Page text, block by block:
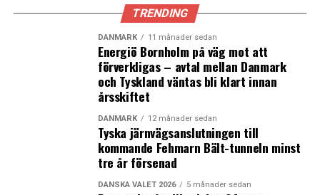
TRENDING
DANMARK 11 månader sedan
Energiö Bornholm på väg mot att
förverkligas – avtal mellan Danmark
och Tyskland väntas bli klart innan
årsskiftet
DANMARK 12 månader sedan
Tyska järnvägsanslutningen till
kommande Fehmarn Bält-tunneln minst
tre år försenad
DANSKA VALET 2026 5 månader sedan